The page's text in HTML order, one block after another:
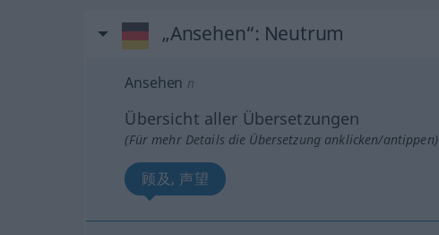
„Ansehen“: Neutrum
Ansehen n
Übersicht aller Übersetzungen
(Für mehr Details die Übersetzung anklicken/antippen)
顾及, 声望